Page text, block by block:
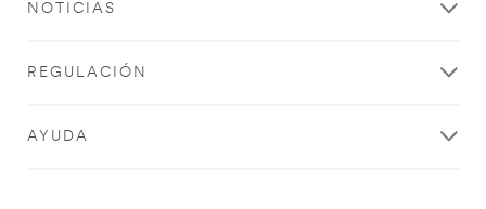
NOTICIAS
REGULACIÓN
AYUDA